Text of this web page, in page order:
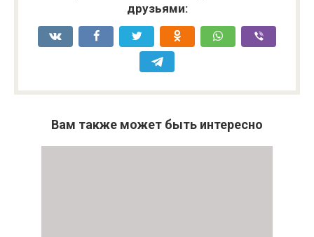
друзьями:
Вам также может быть интересно